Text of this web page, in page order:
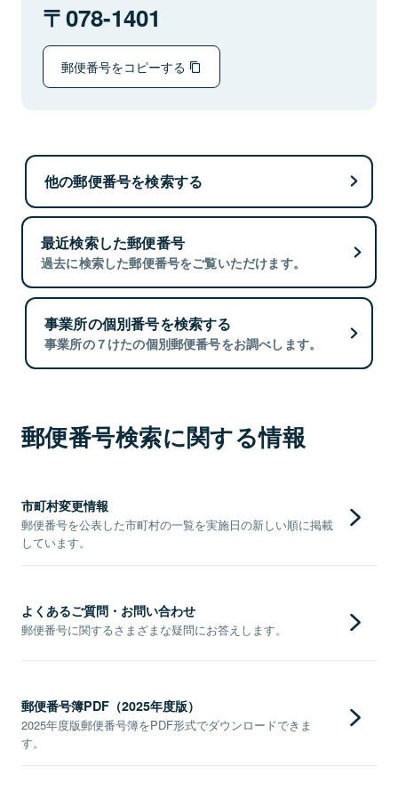
078-1401
郵便番号をコピーする
他の郵便番号を検索する
最近検索した郵便番号
過去に検索した郵便番号をご覧いただけます。
事業所の個別番号を検索する
事業所の７けたの個別郵便番号をお調べします。
郵便番号検索に関する情報
市町村変更情報
郵便番号を公表した市町村の一覧を実施日の新しい順に掲載
しています。
よくあるご質問・お問い合わせ
郵便番号に関するさまざまな疑問にお答えします。
郵便番号簿PDF（2025年度版）
2025年度版郵便番号簿をPDF形式でダウンロードできま
す。